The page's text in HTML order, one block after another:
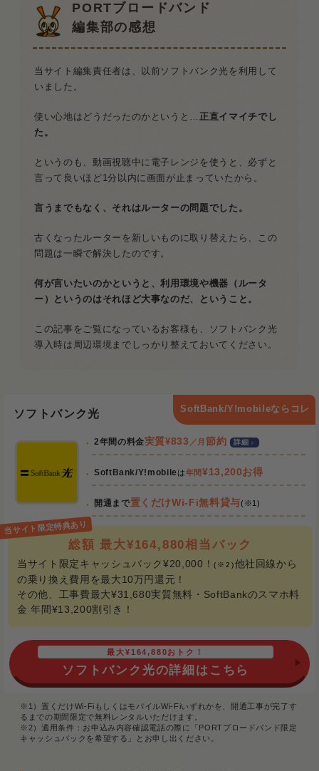
PORTブロードバンド
編集部の感想
当サイト編集責任者は、以前ソフトバンク光を利用して
いました。
使い心地はどうだったのかというと…正直イマイチでし
た。
というのも、動画視聴中に電子レンジを使うと、必ずと
言って良いほど1分以内に画面が止まっていたから。
言うまでもなく、それはルーターの問題でした。
古くなったルーターを新しいものに取り替えたら、この
問題は一瞬で解決したのです。
何が言いたいのかというと、利用環境や機器（ルータ
ー）というのはそれほど大事なのだ、ということ。
この記事をご覧になっているお客様も、ソフトバンク光
導入時は周辺環境までしっかり整えておいてください。
ソフトバンク光 SoftBank/Y!mobileならコレ
2年間の料金実質¥833 ／月 節約 詳細
SoftBank/Y!mobile は年間¥13,200お得
開通まで置くだけWi-Fi無料貸与(※1)
総額 最大¥164,880相当バック
当サイト限定キャッシュバック¥20,000！(※2)他社回線から
の乗り換え費用を最大10万円還元！
その他、工事費最大¥31,680実質無料・SoftBankのスマホ料
金 年間¥13,200割引き！
最大¥164,880おトク！
ソフトバンク光の詳細はこちら
※1）置くだけWi-FiもしくはモバイルWi-Fiいずれかを、開通工事が完了す
るまでの期間限定で無料レンタルいただけます。
※2）適用条件：お申込み内容確認電話の際に「PORTブロードバンド限定
キャッシュバックを希望する」とお申し出ください。